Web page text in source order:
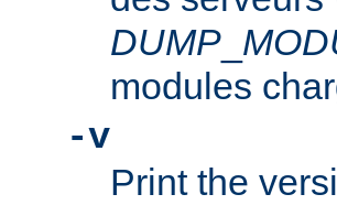
DUMP
modules
-v
Print the